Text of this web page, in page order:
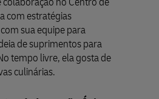
com estratégias
sua equipe para
de suprimentos para
tempo livre, ela gosta de
culinárias.